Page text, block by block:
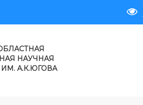
НАУЧНАЯ
А.К.ЮГОВА